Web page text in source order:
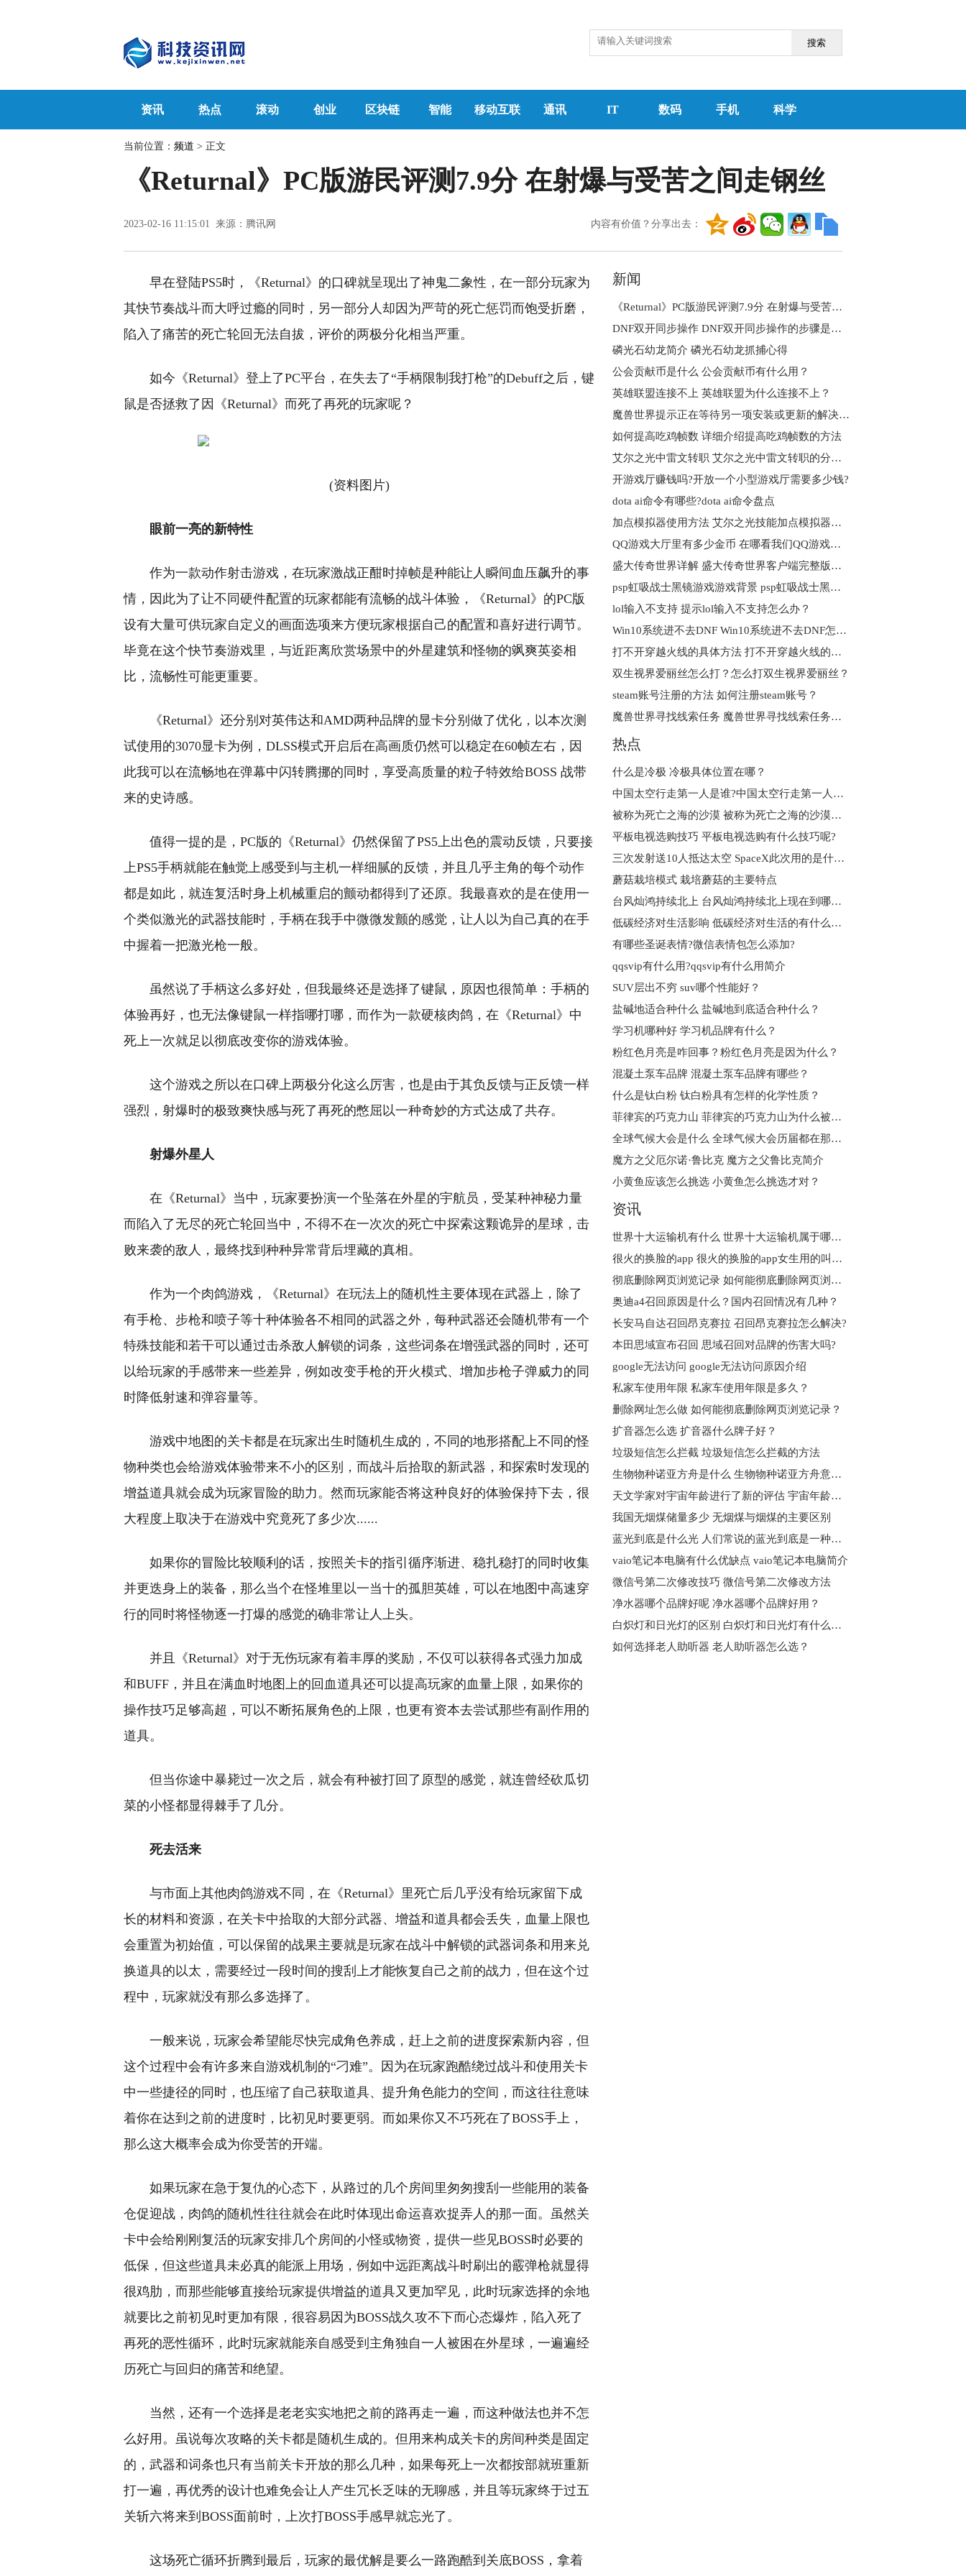
搜索
资讯 热点 滚动 创业 区块链 智能 移动互联 通讯 IT 数码 手机 科学
当前位置： 频道 > 正文
《Returnal》PC版游民评测7.9分 在射爆与受苦之间走钢丝
2023-02-16 11:15:01 来源：腾讯网 内容有价值？分享出去：
早在登陆PS5时，《Returnal》的口碑就呈现出了神鬼二象性，在一部分玩家为
其快节奏战斗而大呼过瘾的同时，另一部分人却因为严苛的死亡惩罚而饱受折磨，
陷入了痛苦的死亡轮回无法自拔，评价的两极分化相当严重。
如今《Returnal》登上了PC平台，在失去了“手柄限制我打枪”的Debuff之后，键
鼠是否拯救了因《Returnal》而死了再死的玩家呢？
(资料图片)
眼前一亮的新特性
作为一款动作射击游戏，在玩家激战正酣时掉帧是种能让人瞬间血压飙升的事
情，因此为了让不同硬件配置的玩家都能有流畅的战斗体验，《Returnal》的PC版
设有大量可供玩家自定义的画面选项来方便玩家根据自己的配置和喜好进行调节。
毕竟在这个快节奏游戏里，与近距离欣赏场景中的外星建筑和怪物的飒爽英姿相
比，流畅性可能更重要。
《Returnal》还分别对英伟达和AMD两种品牌的显卡分别做了优化，以本次测
试使用的3070显卡为例，DLSS模式开启后在高画质仍然可以稳定在60帧左右，因
此我可以在流畅地在弹幕中闪转腾挪的同时，享受高质量的粒子特效给BOSS 战带
来的史诗感。
值得一提的是，PC版的《Returnal》仍然保留了PS5上出色的震动反馈，只要接
上PS5手柄就能在触觉上感受到与主机一样细腻的反馈，并且几乎主角的每个动作
都是如此，就连复活时身上机械重启的颤动都得到了还原。我最喜欢的是在使用一
个类似激光的武器技能时，手柄在我手中微微发颤的感觉，让人以为自己真的在手
中握着一把激光枪一般。
虽然说了手柄这么多好处，但我最终还是选择了键鼠，原因也很简单：手柄的
体验再好，也无法像键鼠一样指哪打哪，而作为一款硬核肉鸽，在《Returnal》中
死上一次就足以彻底改变你的游戏体验。
这个游戏之所以在口碑上两极分化这么厉害，也是由于其负反馈与正反馈一样
强烈，射爆时的极致爽快感与死了再死的憋屈以一种奇妙的方式达成了共存。
射爆外星人
在《Returnal》当中，玩家要扮演一个坠落在外星的宇航员，受某种神秘力量
而陷入了无尽的死亡轮回当中，不得不在一次次的死亡中探索这颗诡异的星球，击
败来袭的敌人，最终找到种种异常背后埋藏的真相。
作为一个肉鸽游戏，《Returnal》在玩法上的随机性主要体现在武器上，除了
有手枪、步枪和喷子等十种体验各不相同的武器之外，每种武器还会随机带有一个
特殊技能和若干可以通过击杀敌人解锁的词条，这些词条在增强武器的同时，还可
以给玩家的手感带来一些差异，例如改变手枪的开火模式、增加步枪子弹威力的同
时降低射速和弹容量等。
游戏中地图的关卡都是在玩家出生时随机生成的，不同的地形搭配上不同的怪
物种类也会给游戏体验带来不小的区别，而战斗后拾取的新武器，和探索时发现的
增益道具就会成为玩家冒险的助力。然而玩家能否将这种良好的体验保持下去，很
大程度上取决于在游戏中究竟死了多少次......
如果你的冒险比较顺利的话，按照关卡的指引循序渐进、稳扎稳打的同时收集
并更迭身上的装备，那么当个在怪堆里以一当十的孤胆英雄，可以在地图中高速穿
行的同时将怪物逐一打爆的感觉的确非常让人上头。
并且《Returnal》对于无伤玩家有着丰厚的奖励，不仅可以获得各式强力加成
和BUFF，并且在满血时地图上的回血道具还可以提高玩家的血量上限，如果你的
操作技巧足够高超，可以不断拓展角色的上限，也更有资本去尝试那些有副作用的
道具。
但当你途中暴毙过一次之后，就会有种被打回了原型的感觉，就连曾经砍瓜切
菜的小怪都显得棘手了几分。
死去活来
与市面上其他肉鸽游戏不同，在《Returnal》里死亡后几乎没有给玩家留下成
长的材料和资源，在关卡中拾取的大部分武器、增益和道具都会丢失，血量上限也
会重置为初始值，可以保留的战果主要就是玩家在战斗中解锁的武器词条和用来兑
换道具的以太，需要经过一段时间的搜刮上才能恢复自己之前的战力，但在这个过
程中，玩家就没有那么多选择了。
一般来说，玩家会希望能尽快完成角色养成，赶上之前的进度探索新内容，但
这个过程中会有许多来自游戏机制的“刁难”。因为在玩家跑酷绕过战斗和使用关卡
中一些捷径的同时，也压缩了自己获取道具、提升角色能力的空间，而这往往意味
着你在达到之前的进度时，比初见时要更弱。而如果你又不巧死在了BOSS手上，
那么这大概率会成为你受苦的开端。
如果玩家在急于复仇的心态下，从路过的几个房间里匆匆搜刮一些能用的装备
仓促迎战，肉鸽的随机性往往就会在此时体现出命运喜欢捉弄人的那一面。虽然关
卡中会给刚刚复活的玩家安排几个房间的小怪或物资，提供一些见BOSS时必要的
低保，但这些道具未必真的能派上用场，例如中远距离战斗时刷出的霰弹枪就显得
很鸡肋，而那些能够直接给玩家提供增益的道具又更加罕见，此时玩家选择的余地
就要比之前初见时更加有限，很容易因为BOSS战久攻不下而心态爆炸，陷入死了
再死的恶性循环，此时玩家就能亲自感受到主角独自一人被困在外星球，一遍遍经
历死亡与回归的痛苦和绝望。
当然，还有一个选择是老老实实地把之前的路再走一遍，而这种做法也并不怎
么好用。虽说每次攻略的关卡都是随机生成的。但用来构成关卡的房间种类是固定
的，武器和词条也只有当前关卡开放的那么几种，如果每死上一次都按部就班重新
打一遍，再优秀的设计也难免会让人产生冗长乏味的无聊感，并且等玩家终于过五
关斩六将来到BOSS面前时，上次打BOSS手感早就忘光了。
这场死亡循环折腾到最后，玩家的最优解是要么一路跑酷到关底BOSS，拿着
新闻
《Returnal》PC版游民评测7.9分 在射爆与受苦之间走钢丝
DNF双开同步操作 DNF双开同步操作的步骤是什么？
磷光石幼龙简介 磷光石幼龙抓捕心得
公会贡献币是什么 公会贡献币有什么用？
英雄联盟连接不上 英雄联盟为什么连接不上？
魔兽世界提示正在等待另一项安装或更新的解决办法是什么？
如何提高吃鸡帧数 详细介绍提高吃鸡帧数的方法
艾尔之光中雷文转职 艾尔之光中雷文转职的分析建议
开游戏厅赚钱吗?开放一个小型游戏厅需要多少钱?
dota ai命令有哪些?dota ai命令盘点
加点模拟器使用方法 艾尔之光技能加点模拟器使用方法
QQ游戏大厅里有多少金币 在哪看我们QQ游戏大厅里有多少金币？
盛大传奇世界详解 盛大传奇世界客户端完整版详解
psp虹吸战士黑镜游戏游戏背景 psp虹吸战士黑镜游戏玩法介绍
lol输入不支持 提示lol输入不支持怎么办？
Win10系统进不去DNF Win10系统进不去DNF怎么回事？
打不开穿越火线的具体方法 打不开穿越火线的图文步骤
双生视界爱丽丝怎么打？怎么打双生视界爱丽丝？
steam账号注册的方法 如何注册steam账号？
魔兽世界寻找线索任务 魔兽世界寻找线索任务怎么做?
热点
什么是冷极 冷极具体位置在哪？
中国太空行走第一人是谁?中国太空行走第一人介绍
被称为死亡之海的沙漠 被称为死亡之海的沙漠是什么？
平板电视选购技巧 平板电视选购有什么技巧呢?
三次发射送10人抵达太空 SpaceX此次用的是什么飞船？
蘑菇栽培模式 栽培蘑菇的主要特点
台风灿鸿持续北上 台风灿鸿持续北上现在到哪了？
低碳经济对生活影响 低碳经济对生活的有什么影响？
有哪些圣诞表情?微信表情包怎么添加?
qqsvip有什么用?qqsvip有什么用简介
SUV层出不穷 suv哪个性能好？
盐碱地适合种什么 盐碱地到底适合种什么？
学习机哪种好 学习机品牌有什么？
粉红色月亮是咋回事？粉红色月亮是因为什么？
混凝土泵车品牌 混凝土泵车品牌有哪些？
什么是钛白粉 钛白粉具有怎样的化学性质？
菲律宾的巧克力山 菲律宾的巧克力山为什么被说是第八大奇迹？
全球气候大会是什么 全球气候大会历届都在那举行的？
魔方之父厄尔诺·鲁比克 魔方之父鲁比克简介
小黄鱼应该怎么挑选 小黄鱼怎么挑选才对？
资讯
世界十大运输机有什么 世界十大运输机属于哪个国家？
很火的换脸的app 很火的换脸的app女生用的叫什么?
彻底删除网页浏览记录 如何能彻底删除网页浏览记录？
奥迪a4召回原因是什么？国内召回情况有几种？
长安马自达召回昂克赛拉 召回昂克赛拉怎么解决?
本田思域宣布召回 思域召回对品牌的伤害大吗?
google无法访问 google无法访问原因介绍
私家车使用年限 私家车使用年限是多久？
删除网址怎么做 如何能彻底删除网页浏览记录？
扩音器怎么选 扩音器什么牌子好？
垃圾短信怎么拦截 垃圾短信怎么拦截的方法
生物物种诺亚方舟是什么 生物物种诺亚方舟意义何在？
天文学家对宇宙年龄进行了新的评估 宇宙年龄到底是什么？
我国无烟煤储量多少 无烟煤与烟煤的主要区别
蓝光到底是什么光 人们常说的蓝光到底是一种什么光
vaio笔记本电脑有什么优缺点 vaio笔记本电脑简介
微信号第二次修改技巧 微信号第二次修改方法
净水器哪个品牌好呢 净水器哪个品牌好用？
白炽灯和日光灯的区别 白炽灯和日光灯有什么不一样？
如何选择老人助听器 老人助听器怎么选？